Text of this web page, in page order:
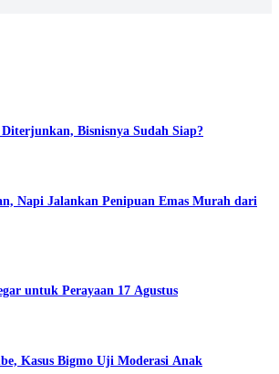
Bisnisnya Sudah Siap?
Napi Jalankan Penipuan Emas Murah dari
untuk Perayaan 17 Agustus
Kasus Bigmo Uji Moderasi Anak